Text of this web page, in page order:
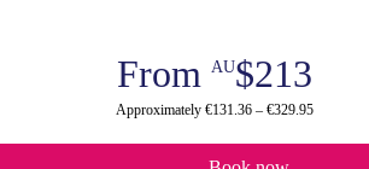
From AU$213
Approximately €131.36 – €329.95